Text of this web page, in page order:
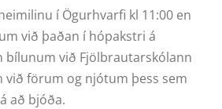
í Ögurhvarfi kl 11:00 en
við þaðan í hópakstri á
bílunum við Fjölbrautarskólann
við förum og njótum þess sem
að bjóða.